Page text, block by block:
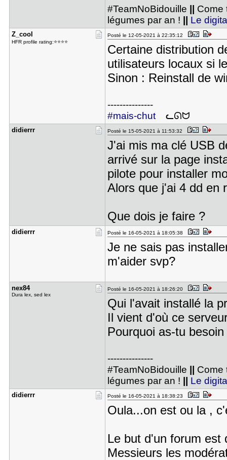
#TeamNoBidouille
Come
légumes par an !
Le
Z_cool
HFR profile rating:⭐⭐⭐⭐
Posté le 12-05-2021 à 22:35:12
Certaine distribution
utilisateurs locaux si
Sinon : Reinstall de
---------------
#mais-chutᓚᘏᗢ
didierrr Posté le 15-05-2021 à 11:53:32
J'ai mis ma clé USB
arrivé sur la page
pilote pour installer
Alors que j'ai 4 dd en
Que dois je faire ?
didierrr Posté le 16-05-2021 à 18:05:38
Je ne sais pas
m'aider svp?
nex84
Dura lex, sed lex
Posté le 16-05-2021 à 18:26:20
Qui l'avait installé la
Il vient d'où ce
Pourquoi as-tu
---------------
#TeamNoBidouille
Come
légumes par an !
Le
didierrr Posté le 16-05-2021 à 18:38:23
Oula...on est ou la ,
Le but d'un forum est
Messieurs les